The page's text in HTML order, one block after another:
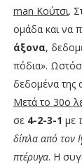
man Κούτσι.
ομάδα και να
άξονα,
πόδια».
δεδομένα της
Μετά το 30ο
σε 4-2-3-1 με
δίπλα από τον
πτέρυγα. Η